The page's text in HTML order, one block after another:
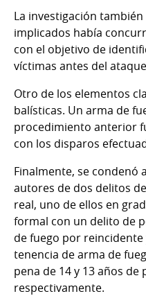
La investigación
implicados había
con el objetivo de
víctimas antes del
Otro de los elementos
balísticas. Un arma de
procedimiento anterior
con los disparos
Finalmente, se condenó
autores de dos delitos
real, uno de ellos en
formal con un delito de
de fuego por
tenencia de arma de
pena de 14 y 13 años de
respectivamente.